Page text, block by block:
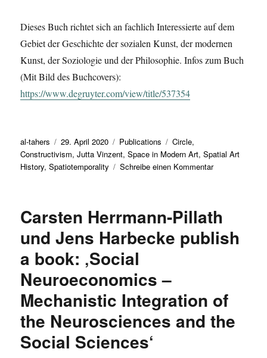
Dieses Buch richtet sich an fachlich Interessierte auf dem
Gebiet der Geschichte der sozialen Kunst, der modernen
Kunst, der Soziologie und der Philosophie. Infos zum Buch
(Mit Bild des Buchcovers):
https://www.degruyter.com/view/title/537354
Autor
al-tahers
Veröffentlicht
am
29. April 2020 Kategorien
Publications Schlagwörter
Circle,
Constructivism,Jutta Vinzent,Space in Modern Art,Spatial Art
History,Spatiotemporality Schreibe einen Kommentarzu
book:
Space
a
Spatial
Art
Carsten Herrmann-Pillath
und Jens Harbecke publish
a book: ‚Social
Neuroeconomics –
Mechanistic Integration of
the Neurosciences and the
Social Sciences‘